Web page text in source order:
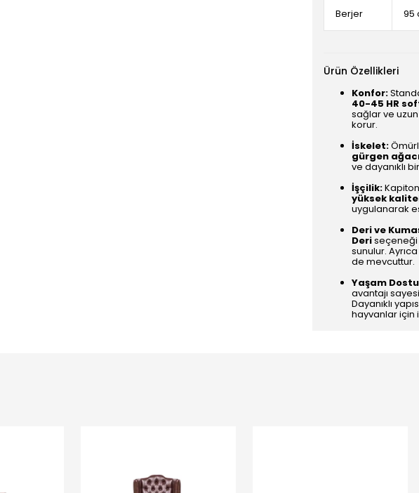
Berjer 95
Ürün Özellikleri
Konfor:
40-45 HR
sağlar ve
korur.
İskelet:
gürgen
ve dayanıklı
İşçilik:
yüksek
uygulanarak
Deri ve
Deriseçeneği
sunulur.
de mevcuttur.
Yaşam
avantajı
Dayanıklı
hayvanlar için